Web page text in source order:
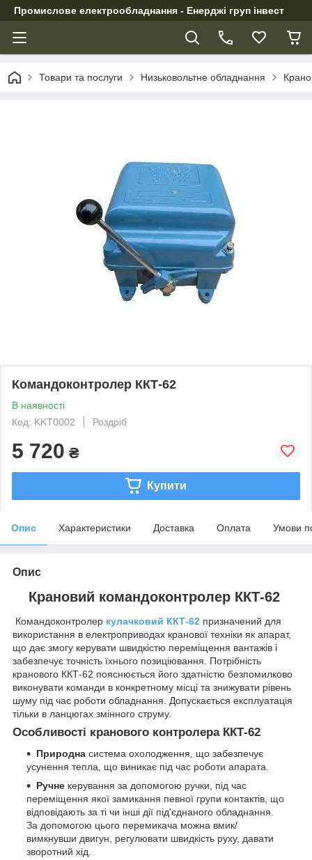
Промислове електрообладнання - Енерджі груп інвест
Товари та послуги Низьковольтне обладнання
Командоконтролер ККТ-62
В наявності
Код: KKT0002
Роздріб
5 720 ₴
Купити
Опис Характеристики Доставка Оплата Умови
Опис
Крановий командоконтролер ККТ-62
Командоконтролер кулачковий ККТ-62 призначений для
використання в електроприводах кранової техніки як апарат,
що дає змогу керувати швидкістю переміщення вантажів і
забезпечує точність їхнього позиціювання. Потрібність
кранового ККТ-62 пояснюється його здатністю безпомилково
виконувати команди в конкретному місці та знижувати рівень
шуму під час роботи обладнання. Допускається експлуатація
тільки в ланцюгах змінного струму.
Особливості кранового контролера ККТ-62
Природна система охолодження, що забезпечує
усунення тепла, що виникає під час роботи апарата.
Ручне керування за допомогою ручки, під час
переміщення якої замикання певної групи контактів, що
відповідають за ті чи інші дії під'єднаного обладнання.
За допомогою цього перемикача можна вмик/
вимкнувши двигун, регулювати швидкість руху, давати
зворотний хід.